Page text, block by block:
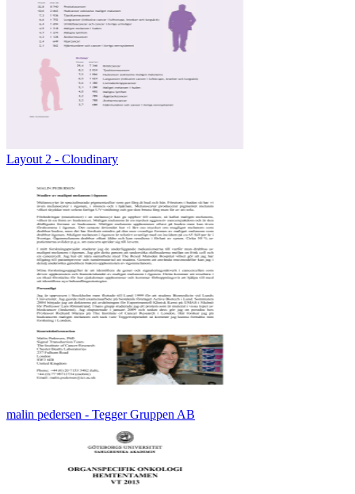
Layout 2 - Cloudinary
malin pedersen - Tegger Gruppen AB